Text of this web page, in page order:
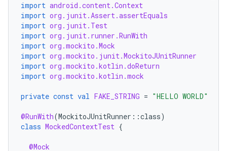
import android.content.Context
import org.junit.Assert.assertEquals
import org.junit.Test
import org.junit.runner.RunWith
import org.mockito.Mock
import org.mockito.junit.MockitoJUnitRunner
import org.mockito.kotlin.doReturn
import org.mockito.kotlin.mock
private const val FAKE_STRING = "HELLO WORLD"
@RunWith(MockitoJUnitRunner ::class)
class MockedContextTest {
@Mock